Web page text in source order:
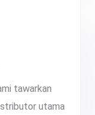
tawarkan
utama